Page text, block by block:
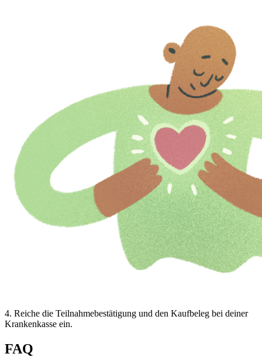
4. Reiche die Teilnahmebestätigung und den Kaufbeleg bei deiner
Krankenkasse ein.
FAQ